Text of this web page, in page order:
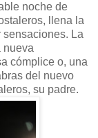
noche de
llena la
La
nueva
cómplice o, una
del nuevo
su padre.